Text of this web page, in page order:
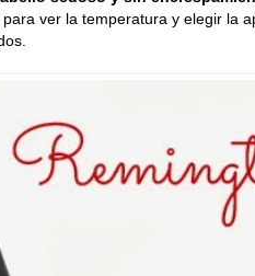
ver la temperatura y elegir la